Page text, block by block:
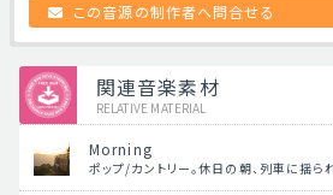
この音源の制作者へ問合せる
関連音楽素材
RELATIVE MATERIAL
Morning
ポップ/カントリー。休日の朝、列車に揺